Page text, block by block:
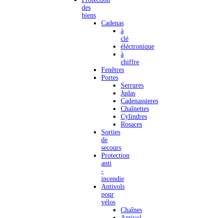
des
biens
Cadenas
à
clé
éléctronique
à
chiffre
Fenêtres
Portes
Serrures
Judas
Cadenassieres
Chaînettes
Cylindres
Rosaces
Sorties
de
secours
Protection
anti
-
incendie
Antivols
pour
vélos
Chaînes